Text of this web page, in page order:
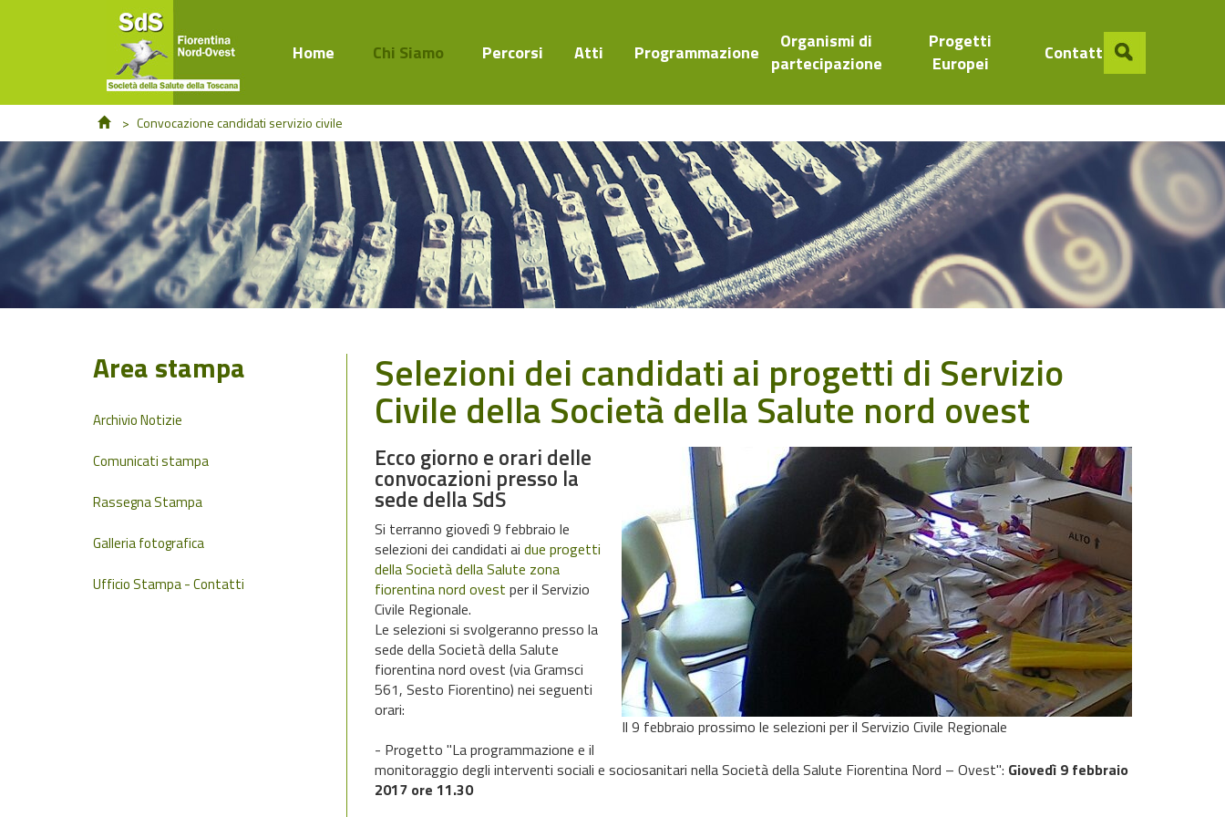
Home Chi Siamo Percorsi Atti Programmazione
Organismi di
partecipazione
Progetti
Europei
Contatti
> Convocazione candidati servizio civile
Area stampa
Archivio Notizie
Comunicati stampa
Rassegna Stampa
Galleria fotografica
Ufficio Stampa - Contatti
Selezioni dei candidati ai progetti di Servizio
Civile della Società della Salute nord ovest
Il 9 febbraio prossimo le selezioni per il Servizio Civile Regionale
Ecco giorno e orari delle
convocazioni presso la
sede della SdS
Si terranno giovedì 9 febbraio le
selezioni dei candidati ai due progetti
della Società della Salute zona
fiorentina nord ovest per il Servizio
Civile Regionale.
Le selezioni si svolgeranno presso la
sede della Società della Salute
fiorentina nord ovest (via Gramsci
561, Sesto Fiorentino) nei seguenti
orari:
- Progetto "La programmazione e il
monitoraggio degli interventi sociali e sociosanitari nella Società della Salute Fiorentina Nord – Ovest": Giovedì 9 febbraio
2017 ore 11.30